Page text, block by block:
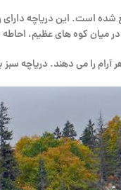
از سطح دریا واقع شده
میان کوه های عظیم،
را می دهند. دریاچه